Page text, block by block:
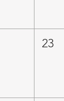
23